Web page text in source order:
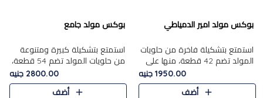
بوكس مولد امير الدمياطي
استمتع بتشكيلة فاخرة من حلويات
المولد تضم 42 قطعة، منها علي
بابا بالمكسرات، الجزرية بالفول....
1950.00 جنيه
أضف
بوكس مولد جامع
استمتع بتشكيلة كبيرة ومتنوعة
من حلويات المولد تضم 54 قطعة،
منها الجزرية بالفول والبندق، علي
بابا بالمكسرات، الملبن.....
2800.00 جنيه
أضف